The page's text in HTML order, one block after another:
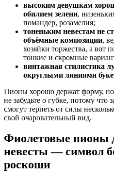
высоким девушкам
обилием зелени,
помандер, розамелия;
тоненьким невестам не
объёмные композиции,
хозяйки торжества, а вот
тонкие и скромные
винтажная стилистика
округлыми линиями
Пионы хорошо держат форму,
не забудьте о губке, потому что
смогут терпеть от силы
свой очаровательный вид.
Фиолетовые пионы
невесты — символ
роскоши